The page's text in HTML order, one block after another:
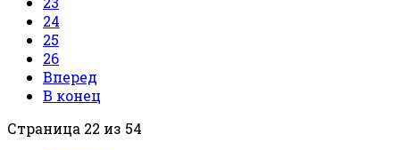
24
25
26
Вперед
В конец
Страница 22 из 54